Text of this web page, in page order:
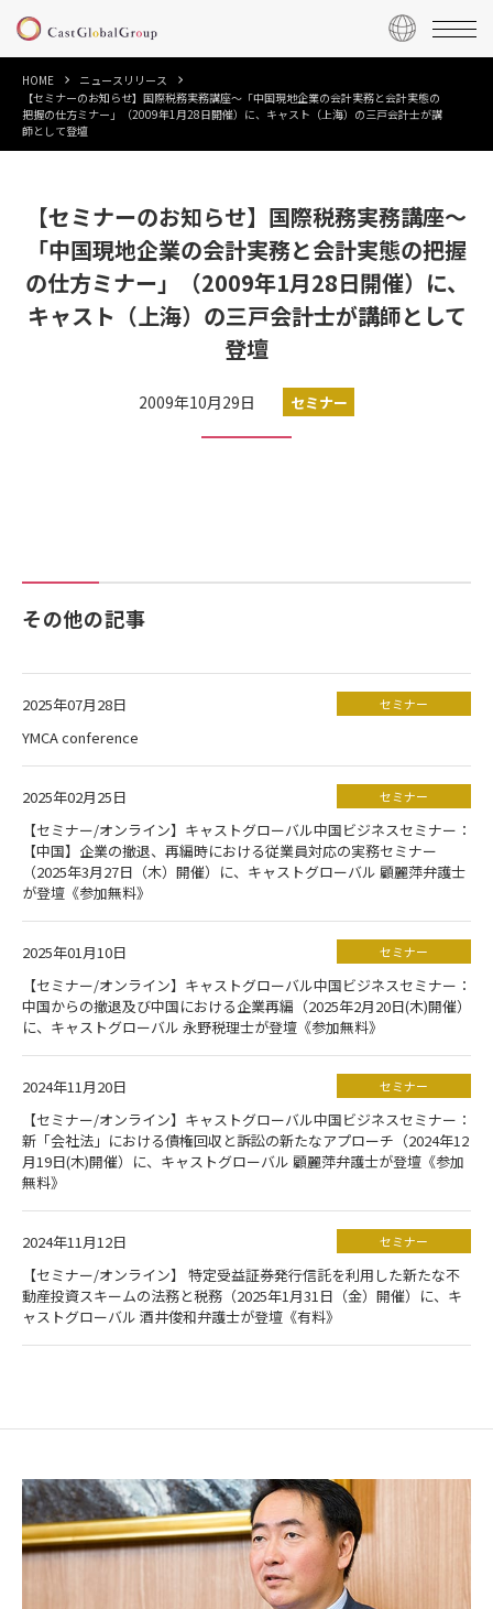
HOME
ニュースリリース
【セミナーのお知らせ】国際税務実務講座〜「中国現地企業の会計実務と会計実態の
把握の仕方ミナー」（2009年1月28日開催）に、キャスト（上海）の三戸会計士が講
師として登壇
【セミナーのお知らせ】国際税務実務講座〜
「中国現地企業の会計実務と会計実態の把握
の仕方ミナー」（2009年1月28日開催）に、
キャスト（上海）の三戸会計士が講師として
登壇
2009年10月29日 セミナー
その他の記事
2025年07月28日 セミナー
YMCA conference
2025年02月25日 セミナー
【セミナー/オンライン】キャストグローバル中国ビジネスセミナー：
【中国】企業の撤退、再編時における従業員対応の実務セミナー
（2025年3月27日（木）開催）に、キャストグローバル 顧麗萍弁護士
が登壇《参加無料》
2025年01月10日 セミナー
【セミナー/オンライン】キャストグローバル中国ビジネスセミナー：
中国からの撤退及び中国における企業再編（2025年2月20日(木)開催）
に、キャストグローバル 永野税理士が登壇《参加無料》
2024年11月20日 セミナー
【セミナー/オンライン】キャストグローバル中国ビジネスセミナー：
新「会社法」における債権回収と訴訟の新たなアプローチ（2024年12
月19日(木)開催）に、キャストグローバル 顧麗萍弁護士が登壇《参加
無料》
2024年11月12日 セミナー
【セミナー/オンライン】 特定受益証券発行信託を利用した新たな不
動産投資スキームの法務と税務（2025年1月31日（金）開催）に、キ
ャストグローバル 酒井俊和弁護士が登壇《有料》